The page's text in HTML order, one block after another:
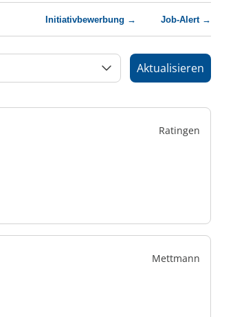
Initiativbewerbung → Job-Alert →
Aktualisieren
Ratingen
Mettmann